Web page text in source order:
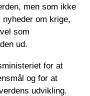
men som ikke
om krige,
som
ud.
for at
og for at
udvikling.